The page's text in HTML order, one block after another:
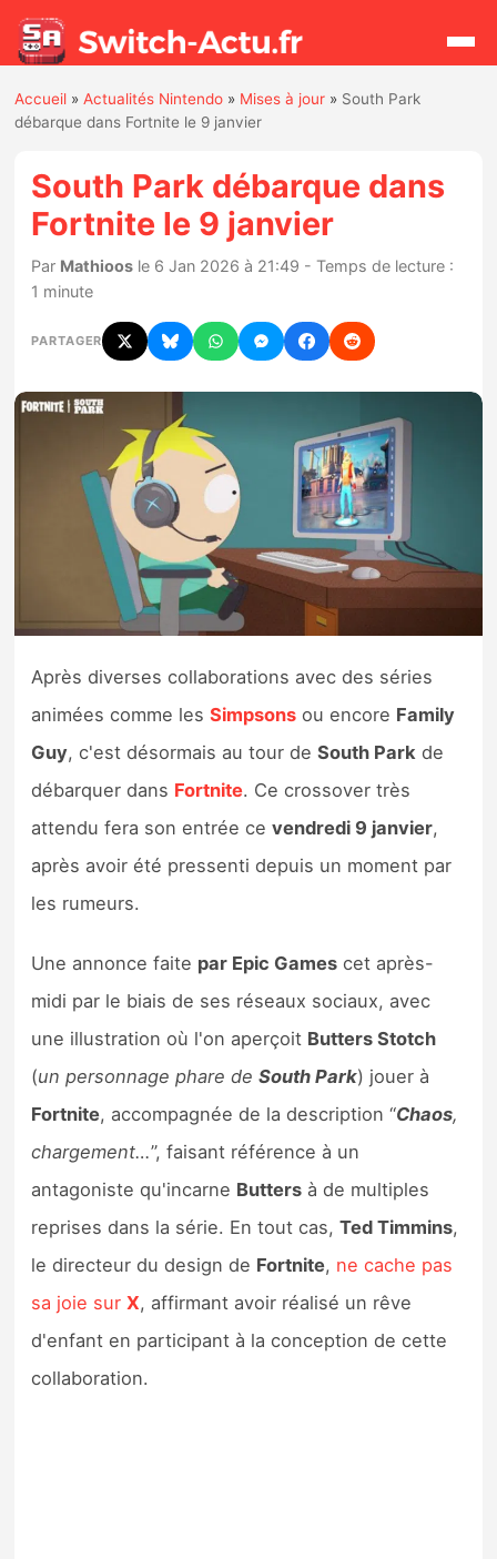
Actualités
Jeux
Hardware
Chiffres de ventes
Rumeurs
Nintendo Direct
Tests et previews
Tests de jeux
Tests d’accessoires
Previews
Précommandes jeux Switch 2
Sorties de jeux
Bons plans
Guides
Accueil »Actualités Nintendo » Mises à jour » South Park
débarque dans Fortnite le 9 janvier
South Park débarque dans
Fortnite le 9 janvier
Par Mathioos le 6 Jan 2026 à 21:49 - Temps de lecture :
1 minute
PARTAGER
Après diverses collaborations avec des séries
animées comme lesSimpsons ou encore Family
Guy, c'est désormais au tour deSouth Park de
débarquer dans Fortnite. Ce crossover très
attendu fera son entrée cevendredi 9 janvier,
après avoir été pressenti depuis un moment par
les rumeurs.
Une annonce faite par Epic Games cet après-
midi par le biais de ses réseaux sociaux, avec
une illustration où l'on aperçoit Butters Stotch
(un personnage phare deSouth Park) jouer à
Fortnite, accompagnée de la description “Chaos,
chargement…”, faisant référence à un
antagoniste qu'incarne Butters à de multiples
reprises dans la série. En tout cas,Ted Timmins,
le directeur du design de Fortnite, ne cache pas
sa joie surX, affirmant avoir réalisé un rêve
d'enfant en participant à la conception de cette
collaboration.